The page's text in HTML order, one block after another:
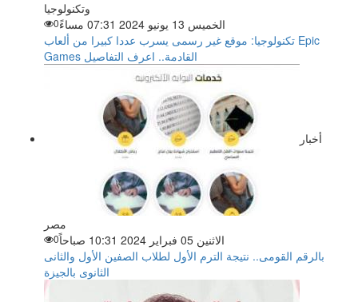
وتكنولوجيا
الخميس 13 يونيو 2024 07:31 مساءً
0
تكنولوجيا: موقع غير رسمى يسرب عددا كبيرا من ألعاب Epic
Games القادمة.. اعرف التفاصيل
أخبار
مصر
الاثنين 05 فبراير 2024 10:31 صباحاً
0
بالرقم القومى.. نتيجة الترم الأول لطلاب الصفين الأول والثانى
الثانوى بالجيزة